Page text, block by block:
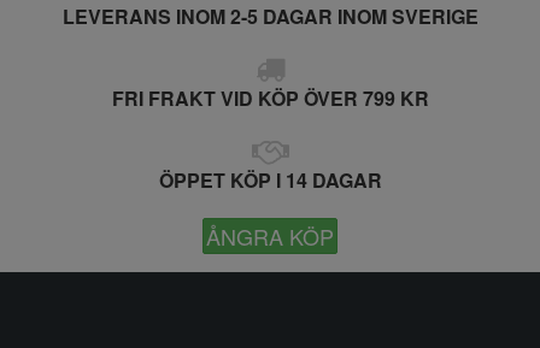
LEVERANS INOM 2-5 DAGAR INOM SVERIGE
FRI FRAKT VID KÖP ÖVER 799 KR
ÖPPET KÖP I 14 DAGAR
ÅNGRA KÖP